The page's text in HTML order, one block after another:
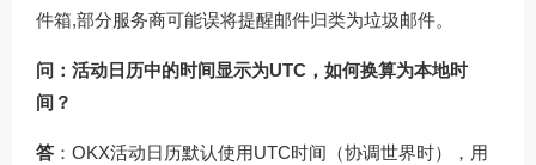
件箱,部分服务商可能误将提醒邮件归类为垃圾邮件。
问：活动日历中的时间显示为UTC，如何换算为本地时
间？
答 ：OKX活动日历默认使用UTC时间（协调世界时），用